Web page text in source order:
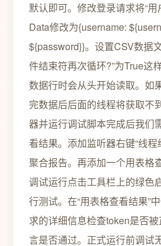
默认即可。修改登录请求将“
Data修改为{username:
${password}}。设置CSV数据
件结束符再次循环?”为True这
数据行时会从头开始读取。如
完数据后后面的线程将获取不
器并运行调试脚本完成后我们
看结果。添加监听器右键“线程
聚合报告。再添加一个用表格
调试运行点击工具栏上的绿色
行测试。在“用表格查看结果”
求的详细信息检查token是否
言是否通过。正式运行前调试